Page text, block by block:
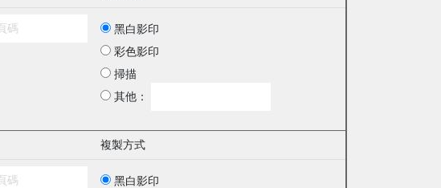
黑白影印
彩色影印
掃描
其他：
複製方式
黑白影印